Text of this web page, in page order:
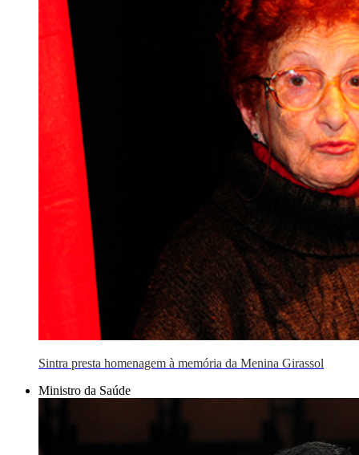
Sintra presta homenagem à memória da Menina Girassol
Ministro da Saúde